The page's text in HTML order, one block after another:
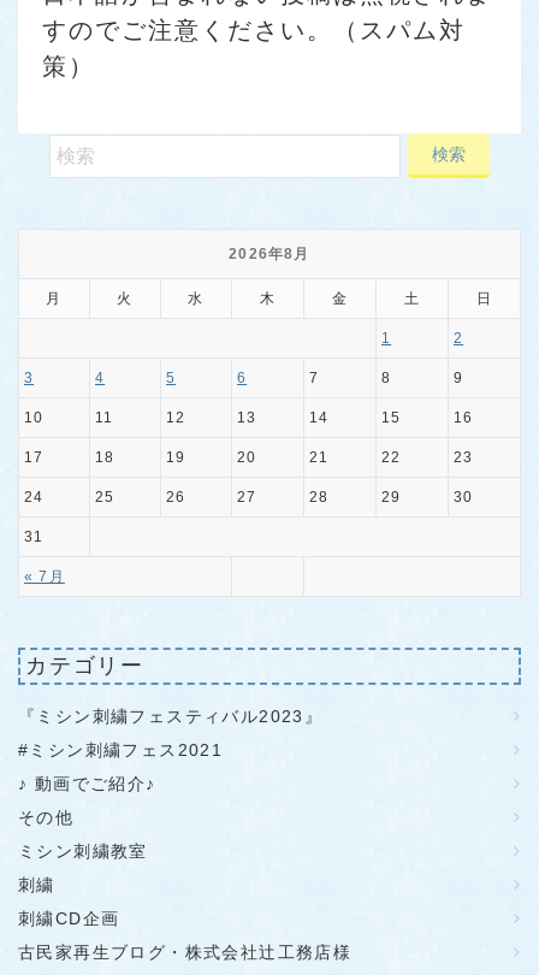
すのでご注意ください。（スパム対
策）
2026年8月
月 火 水 木 金 土 日
« 7月
1 2
3 4 5 6 7 8 9
10 11 12 13 14 15 16
17 18 19 20 21 22 23
24 25 26 27 28 29 30
31
カテゴリー
『ミシン刺繍フェスティバル2023』
#ミシン刺繍フェス2021
♪ 動画でご紹介♪
その他
ミシン刺繍教室
刺繍
刺繍CD企画
古民家再生ブログ・株式会社辻工務店様